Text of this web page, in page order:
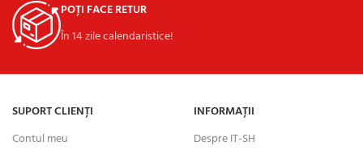
POȚI FACE RETUR
În 14 zile calendaristice!
SUPORT CLIENȚI
Contul meu
INFORMAȚII
Despre IT-SH